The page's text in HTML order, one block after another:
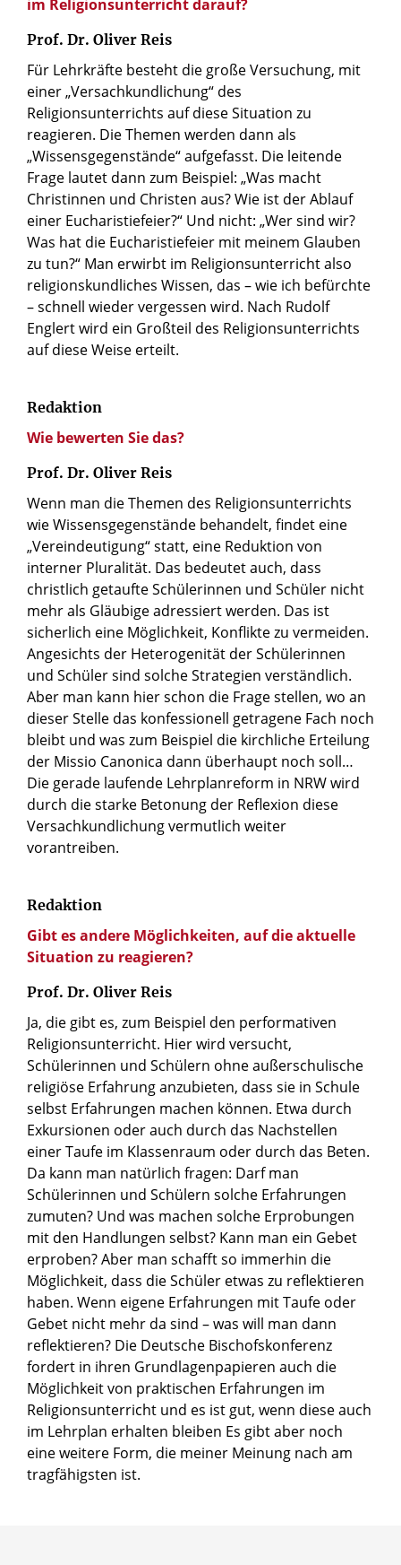
im Religionsunterricht darauf?
Prof. Dr. Oliver Reis
Für Lehrkräfte besteht die große Versuchung, mit
einer „Versachkundlichung“ des
Religionsunterrichts auf diese Situation zu
reagieren. Die Themen werden dann als
„Wissensgegenstände“ aufgefasst. Die leitende
Frage lautet dann zum Beispiel: „Was macht
Christinnen und Christen aus? Wie ist der Ablauf
einer Eucharistiefeier?“ Und nicht: „Wer sind wir?
Was hat die Eucharistiefeier mit meinem Glauben
zu tun?“ Man erwirbt im Religionsunterricht also
religionskundliches Wissen, das – wie ich befürchte
– schnell wieder vergessen wird. Nach Rudolf
Englert wird ein Großteil des Religionsunterrichts
auf diese Weise erteilt.
Redaktion
Wie bewerten Sie das?
Prof. Dr. Oliver Reis
Wenn man die Themen des Religionsunterrichts
wie Wissensgegenstände behandelt, findet eine
„Vereindeutigung“ statt, eine Reduktion von
interner Pluralität. Das bedeutet auch, dass
christlich getaufte Schülerinnen und Schüler nicht
mehr als Gläubige adressiert werden. Das ist
sicherlich eine Möglichkeit, Konflikte zu vermeiden.
Angesichts der Heterogenität der Schülerinnen
und Schüler sind solche Strategien verständlich.
Aber man kann hier schon die Frage stellen, wo an
dieser Stelle das konfessionell getragene Fach noch
bleibt und was zum Beispiel die kirchliche Erteilung
der Missio Canonica dann überhaupt noch soll…
Die gerade laufende Lehrplanreform in NRW wird
durch die starke Betonung der Reflexion diese
Versachkundlichung vermutlich weiter
vorantreiben.
Redaktion
Gibt es andere Möglichkeiten, auf die aktuelle
Situation zu reagieren?
Prof. Dr. Oliver Reis
Ja, die gibt es, zum Beispiel den performativen
Religionsunterricht. Hier wird versucht,
Schülerinnen und Schülern ohne außerschulische
religiöse Erfahrung anzubieten, dass sie in Schule
selbst Erfahrungen machen können. Etwa durch
Exkursionen oder auch durch das Nachstellen
einer Taufe im Klassenraum oder durch das Beten.
Da kann man natürlich fragen: Darf man
Schülerinnen und Schülern solche Erfahrungen
zumuten? Und was machen solche Erprobungen
mit den Handlungen selbst? Kann man ein Gebet
erproben? Aber man schafft so immerhin die
Möglichkeit, dass die Schüler etwas zu reflektieren
haben. Wenn eigene Erfahrungen mit Taufe oder
Gebet nicht mehr da sind – was will man dann
reflektieren? Die Deutsche Bischofskonferenz
fordert in ihren Grundlagenpapieren auch die
Möglichkeit von praktischen Erfahrungen im
Religionsunterricht und es ist gut, wenn diese auch
im Lehrplan erhalten bleiben Es gibt aber noch
eine weitere Form, die meiner Meinung nach am
tragfähigsten ist.